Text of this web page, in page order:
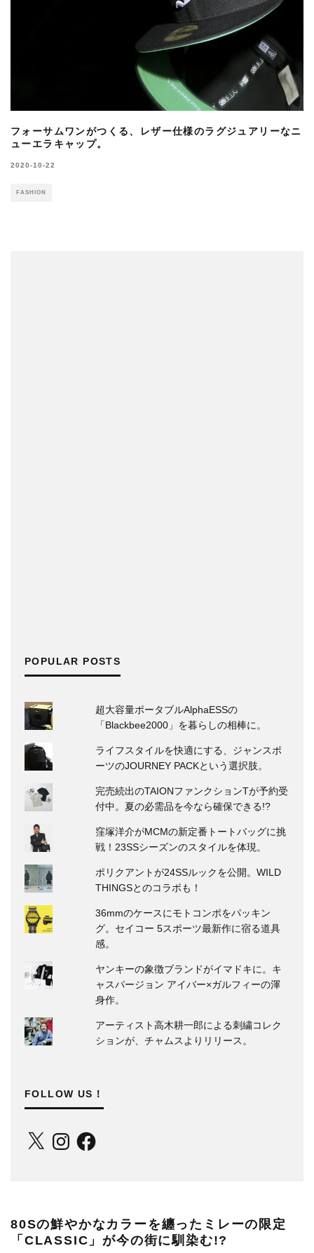
フォーサムワンがつくる、レザー仕様のラグジュアリーなニ
ューエラキャップ。
2020-10-22
FASHION
POPULAR POSTS
超大容量ポータブルAlphaESSの
「Blackbee2000」を暮らしの相棒に。
ライフスタイルを快適にする、ジャンスポ
ーツのJOURNEY PACKという選択肢。
完売続出のTAIONファンクションTが予約受
付中。夏の必需品を今なら確保できる!?
窪塚洋介がMCMの新定番トートバッグに挑
戦！23SSシーズンのスタイルを体現。
ポリクアントが24SSルックを公開。WILD
THINGSとのコラボも！
36mmのケースにモトコンポをパッキン
グ。セイコー 5スポーツ最新作に宿る道具
感。
ヤンキーの象徴ブランドがイマドキに。キ
ャスパージョン アイバー×ガルフィーの渾
身作。
アーティスト高木耕一郎による刺繍コレク
ションが、チャムスよりリリース。
FOLLOW US！
X InstagramFacebook
80Sの鮮やかなカラーを纏ったミレーの限定
「CLASSIC」が今の街に馴染む!?